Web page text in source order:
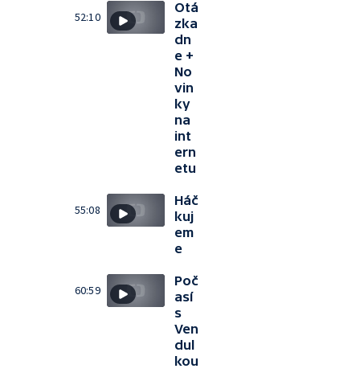
52:10
Otá
zka
dn
e +
No
vin
ky
na
int
ern
etu
55:08
Háč
kuj
em
e
60:59
Poč
así
s
Ven
dul
kou